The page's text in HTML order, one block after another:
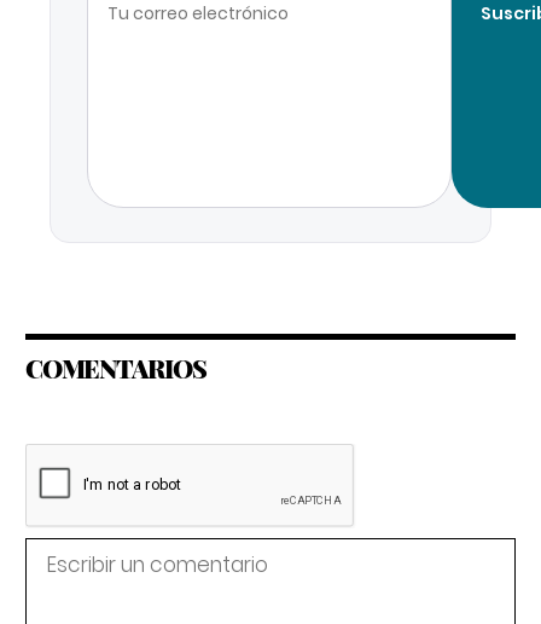
COMENTARIOS